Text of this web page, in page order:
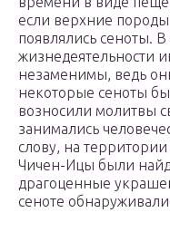
если верхние породы
появлялись сеноты.
жизнедеятельности
незаменимы, ведь
некоторые сеноты
возносили молитвы
занимались
слову, на
Чичен-Ицы были
драгоценные
сеноте